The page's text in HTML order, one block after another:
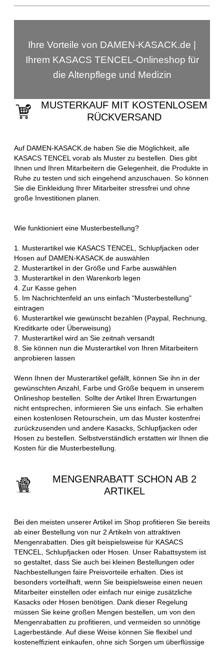
Ihre Vorteile von DAMEN-KASACK.de |
Ihrem KASACS TENCEL-Onlineshop für
die Altenpflege und Medizin
MUSTERKAUF MIT KOSTENLOSEM
RÜCKVERSAND
Auf DAMEN-KASACK.de haben Sie die Möglichkeit, alle
KASACS TENCEL vorab als Muster zu bestellen. Dies gibt
Ihnen und Ihren Mitarbeitern die Gelegenheit, die Produkte in
Ruhe zu testen und sich eingehend anzuschauen. So können
Sie die Einkleidung Ihrer Mitarbeiter stressfrei und ohne
große Investitionen planen.
Wie funktioniert eine Musterbestellung?
1. Musterartikel wie KASACS TENCEL, Schlupfjacken oder
Hosen auf DAMEN-KASACK.de auswählen
2. Musterartikel in der Größe und Farbe auswählen
3. Musterartikel in den Warenkorb legen
4. Zur Kasse gehen
5. Im Nachrichtenfeld an uns einfach "Musterbestellung"
eintragen
6. Musterartikel wie gewünscht bezahlen (Paypal, Rechnung,
Kreditkarte oder Überweisung)
7. Musterartikel wird an Sie zeitnah versandt
8. Sie können nun die Musterartikel von Ihren Mitarbeitern
anprobieren lassen
Wenn Ihnen der Musterartikel gefällt, können Sie ihn in der
gewünschten Anzahl, Farbe und Größe bequem in unserem
Onlineshop bestellen. Sollte der Artikel Ihren Erwartungen
nicht entsprechen, informieren Sie uns einfach. Sie erhalten
einen kostenlosen Retourschein, um das Muster kostenfrei
zurückzusenden und andere Kasacks, Schlupfjacken oder
Hosen zu bestellen. Selbstverständlich erstatten wir Ihnen die
Kosten für die Musterbestellung.
MENGENRABATT SCHON AB 2
ARTIKEL
Bei den meisten unserer Artikel im Shop profitieren Sie bereits
ab einer Bestellung von nur 2 Artikeln von attraktiven
Mengenrabatten. Dies gilt beispielsweise für KASACS
TENCEL, Schlupfjacken oder Hosen. Unser Rabattsystem ist
so gestaltet, dass Sie auch bei kleinen Bestellungen oder
Nachbestellungen faire Preisvorteile erhalten. Dies ist
besonders vorteilhaft, wenn Sie beispielsweise einen neuen
Mitarbeiter einstellen oder einfach nur einige zusätzliche
Kasacks oder Hosen benötigen. Dank dieser Regelung
müssen Sie keine großen Mengen bestellen, um von den
Mengenrabatten zu profitieren, und vermeiden so unnötige
Lagerbestände. Auf diese Weise können Sie flexibel und
kosteneffizient einkaufen, ohne sich Sorgen um überflüssige